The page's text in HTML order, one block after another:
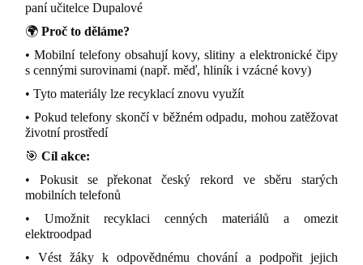
paní učitelce Dupalové
🌍 Proč to děláme?
• Mobilní telefony obsahují kovy, slitiny a elektronické čipy
s cennými surovinami (např. měď, hliník i vzácné kovy)
• Tyto materiály lze recyklací znovu využít
• Pokud telefony skončí v běžném odpadu, mohou zatěžovat
životní prostředí
🎯 Cíl akce:
• Pokusit se překonat český rekord ve sběru starých
mobilních telefonů
• Umožnit recyklaci cenných materiálů a omezit
elektroodpad
• Vést žáky k odpovědnému chování a podpořit jejich